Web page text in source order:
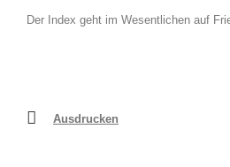
Der Index geht im Wesentlichen auf
Ausdrucken